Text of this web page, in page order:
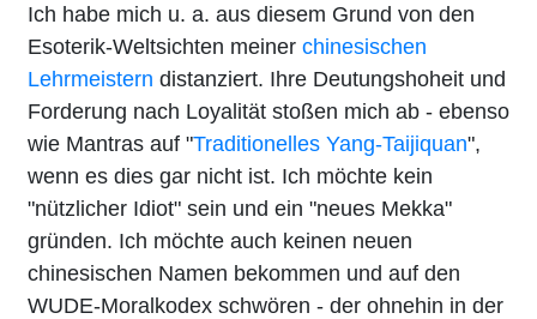
Ich habe mich u. a. aus diesem Grund von den
Esoterik-Weltsichten meiner chinesischen
Lehrmeistern distanziert. Ihre Deutungshoheit und
Forderung nach Loyalität stoßen mich ab - ebenso
wie Mantras auf "Traditionelles Yang-Taijiquan",
wenn es dies gar nicht ist. Ich möchte kein
"nützlicher Idiot" sein und ein "neues Mekka"
gründen. Ich möchte auch keinen neuen
chinesischen Namen bekommen und auf den
WUDE-Moralkodex schwören - der ohnehin in der